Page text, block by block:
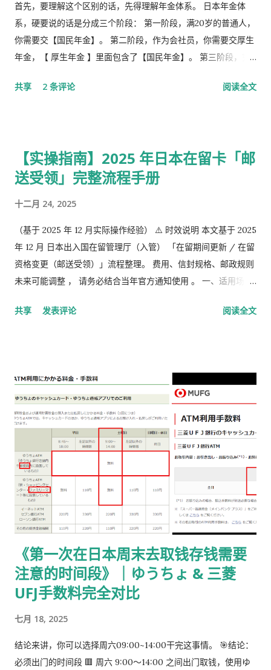
首先，要理解这个区别的话，先得理解年金体系。 日本年金体
系，硬要说的话是分成三个阶段： 第一阶段，满20岁的普通人，
你需要交【国民年金】。 第二阶段，作为会社员，你需要交厚生
年金，【 厚生年金 】里面包含了【国民年金】。 第三阶段，究
槽的。 第1号被保险者：20岁以上60岁未满农业者，自营业者，
共享 2 条评论 阅读全文
【实操指南】2025 年日本在留卡「邮
送受领」完整流程手册
十二月 24, 2025
（基于 2025 年 12 月实际操作经验） ⚠️ 时效说明 本文基于 2025
年 12 月 日本出入国在留管理厅（入管） 「在留期间更新 / 在留
资格变更（邮送受领）」流程整理。 费用、信封规格、邮政规则
未来可能调整 ， 请务必结合当年官方通知使用 。 一、适用场景
完了，请邮寄材料 」的邮件 选择 邮送方式领取新在留卡 需要自
载 PDF（不是费用说明页） 👉
https://www.moj.go.jp/isa/content/930002833.pdf 打印后
填写： 右上角： 申请受理编号 右下角： 本人姓名 在指定的「収
入印紙贴付栏」内： 贴 5,500 日元的收入印纸 可以是 两张或多
张 不重叠、不消印 📌 5,500 日元适用于： 2025 年 4 月 1 日以
后提交的在留期间更新 / 资格变更申请 ② 准备回邮用【レター
パック】 可以使用： 青色：レターパックライト（430 日元）
或红色：レターパックプラス（更稳，但非强制） 回邮用 レター
パック： 提前写好“收件人地址” 可写：本人住址 或 公司地址 不
要封口 可 对折一次 （标准做法） 📌 官方邮件只写「レターパッ
ク」， 没有指定必须 Plus，也没有写必须本人签收 。 ③ 用【简
易书留】寄给入管 把以下 3 样东西一起放入一个 A4 用信封 ：
手数料纳付书（已贴印纸） 当前持有的在留卡 正本 回邮用 レタ
ーパック（对折） 信封要求： 角2 或 角4 都可以 两者都能放 A4
入管、邮局 没有尺寸指定 用你手上的那个即可 到邮局柜台说一
共享 发表评论 阅读全文
《第一次在日本周末去取钱存钱需要
注意的时间段》｜ゆうちょ & 三菱
UFJ手数料完全对比
七月 18, 2025
结论来讲，你可以选择周六09:00~14:00干完这事情。 🎯结论：
必须出门的时间段 🟥 周六 9:00～14:00 之间出门取钱，使用ゆ